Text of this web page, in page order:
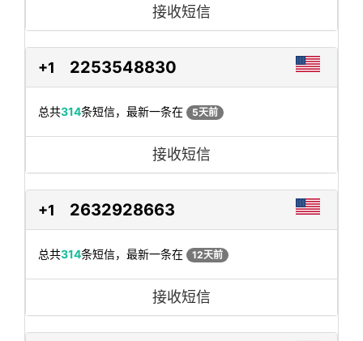
接收短信
+1 2253548830
总共314条短信，最新一条在 5天前
接收短信
+1 2632928663
总共314条短信，最新一条在 12天前
接收短信